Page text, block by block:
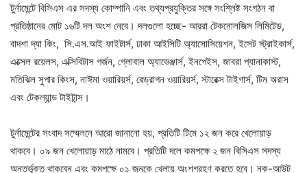
টুর্নামেন্টে বিসিএস এর সদস্য কোম্পানি এবং তথ্যপ্রযুক্তির সঙ্গে সংশ্লিষ্ট সংগঠন বা
প্রতিষ্ঠানের মোট ১৬টি দল অংশ নেবে। দলগুলো হচ্ছে- আররা টেকনোলজিস লিমিটেড,
বাদশা দ্যা কিং, সি.এস.আই ফাইটার্স, ঢাকা আইসিটি অ্যাসোসিয়েশন, ইসেট স্ট্রাইকার্স,
এক্সেল রয়েলস, এক্সিবিটাস গর্জন, গ্লোবাল অ্যাভেঞ্জার্স, ইনপেইস, জাবরা প্যানাকাস্ট,
মতিঝিল সুপার কিংস, নাঈমা ওয়ারিয়র্স, রেড্রাগন ওয়ারিয়র্স, স্টারেক্স টাইগার্স, টিম অরাস
এবং টেকল্যান্ড টাইটান্স।
টুর্নামেন্টের সংবাদ সম্মেলনে আরো জানানো হয়, প্রতিটি টিমে ১২ জন করে খেলোয়াড়
থাকবে। ০৯ জন খেলোয়াড় মাঠে নামবে। প্রতিটি দলে কমপক্ষে ২ জন বিসিএস সদস্য
অন্তর্ভূক্ত থাকবেন এবং কমপক্ষে ০১ জনকে খেলায় অংশগ্রহণ করতে হবে। নক-আউট